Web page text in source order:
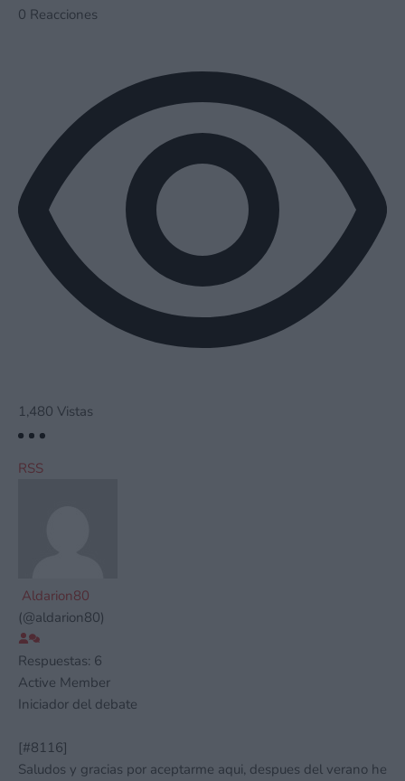
0 Reacciones
1,480 Vistas
RSS
Aldarion80
(@aldarion80)
Respuestas: 6
Active Member
Iniciador del debate
[#8116]
Saludos y gracias por aceptarme aqui, despues del verano he